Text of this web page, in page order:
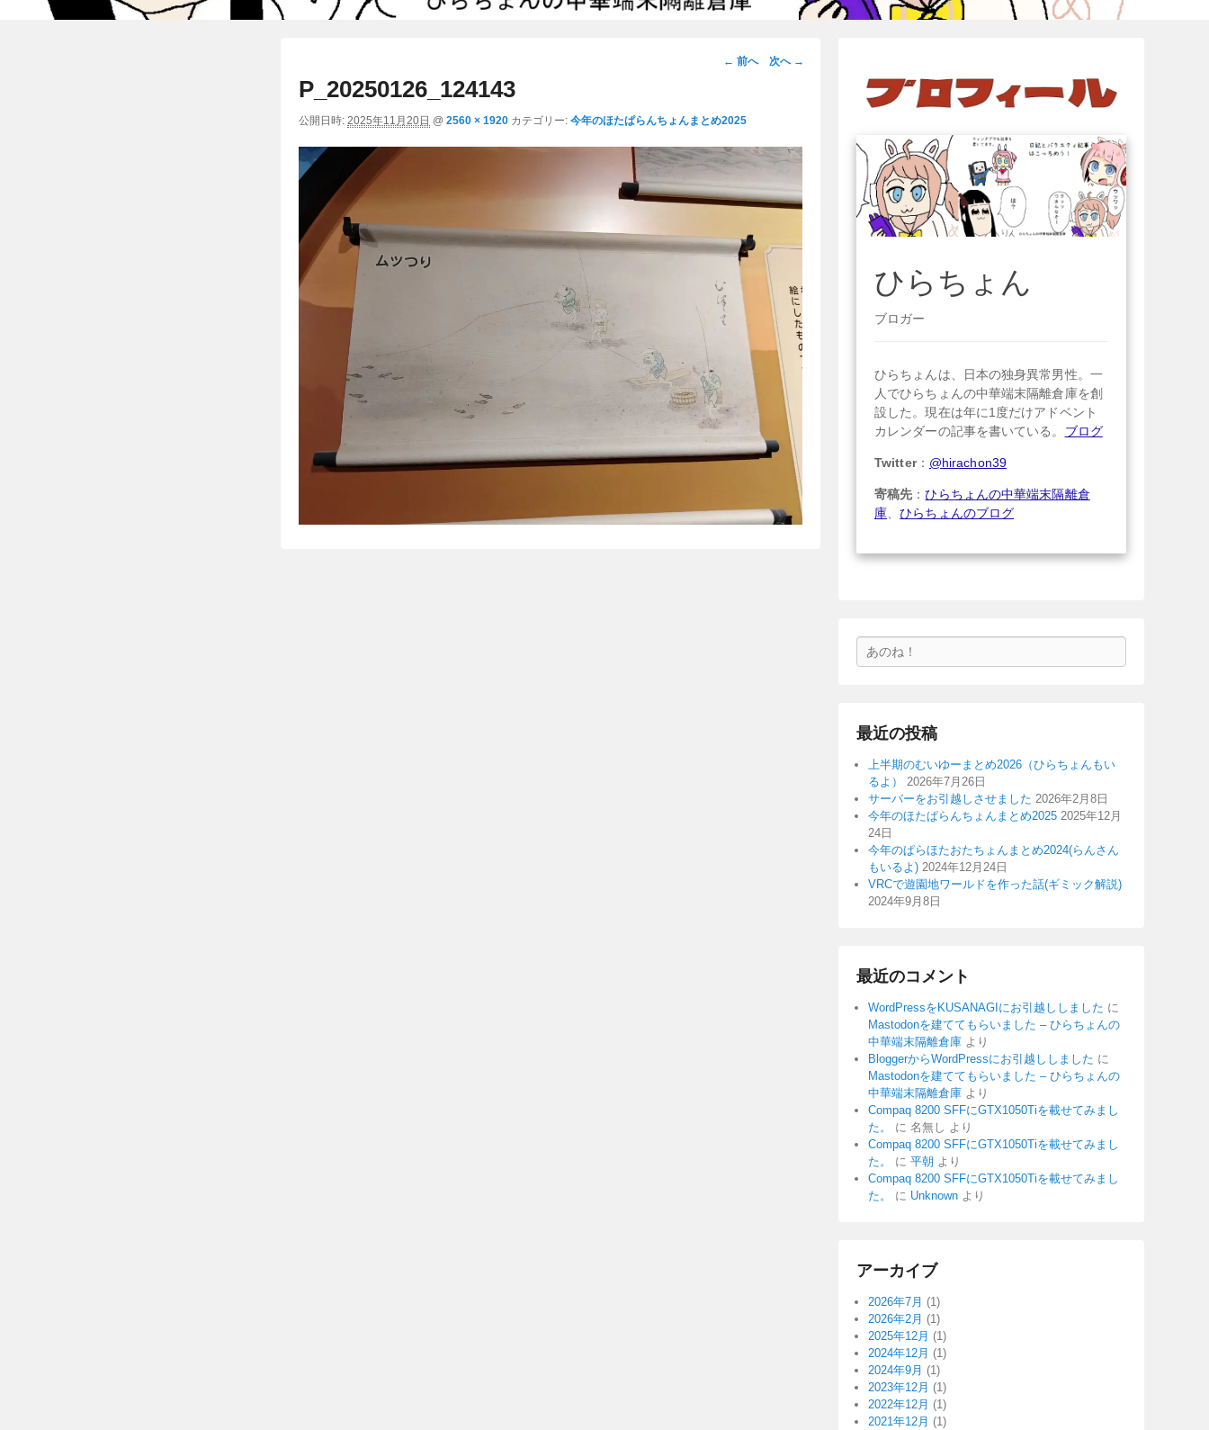
画
ビ
ゲ
ー
シ
ン
← 前へ 次へ →
P_20250126_124143
公開日時: 2025年11月20日 @ 2560 × 1920 カテゴリー: 今年のほたぱらんちょんまとめ2025
ひらちょん
ブロガー
ひらちょんは、日本の独身異常男性。一
人でひらちょんの中華端末隔離倉庫を創
設した。現在は年に1度だけアドベント
カレンダーの記事を書いている。 ブログ
Twitter： @hirachon39
寄稿先 ：ひらちょんの中華端末隔離倉
庫 、ひらちょんのブログ
索
最近の投稿
上半期のむいゆーまとめ2026（ひらちょんもい
るよ）
2026年7月26日
サーバーをお引越しさせました 2026年2月8日
今年のほたぱらんちょんまとめ2025 2025年12月
24日
今年のぱらほたおたちょんまとめ2024(らんさん
もいるよ) 2024年12月24日
VRCで遊園地ワールドを作った話(ギミック解説)
2024年9月8日
最近のコメント
WordPressをKUSANAGIにお引越ししました に
Mastodonを建ててもらいました – ひらちょんの
中華端末隔離倉庫 より
BloggerからWordPressにお引越ししました に
Mastodonを建ててもらいました – ひらちょんの
中華端末隔離倉庫 より
Compaq 8200 SFFにGTX1050Tiを載せてみまし
た。
に 名無し より
Compaq 8200 SFFにGTX1050Tiを載せてみまし
た。
に 平朝 より
Compaq 8200 SFFにGTX1050Tiを載せてみまし
た。
に Unknown より
アーカイブ
2026年7月 (1)
2026年2月 (1)
2025年12月 (1)
2024年12月 (1)
2024年9月 (1)
2023年12月 (1)
2022年12月 (1)
2021年12月 (1)